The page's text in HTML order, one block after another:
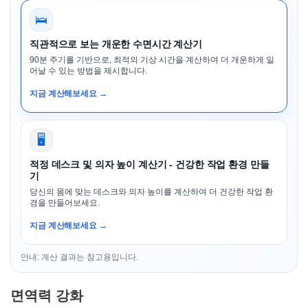
🛌
직관적으로 보는 개운한 수면시간 계산기
90분 주기를 기반으로, 최적의 기상 시간을 계산하여 더 개운하게 일
어날 수 있는 방법을 제시합니다.
지금 계산해보세요 →
🖥️
적정 데스크 및 의자 높이 계산기 - 건강한 작업 환경 만들
기
당신의 몸에 맞는 데스크와 의자 높이를 계산하여 더 건강한 작업 환
경을 만들어보세요.
지금 계산해보세요 →
안내: 계산 결과는 참고용입니다.
면역력 강화